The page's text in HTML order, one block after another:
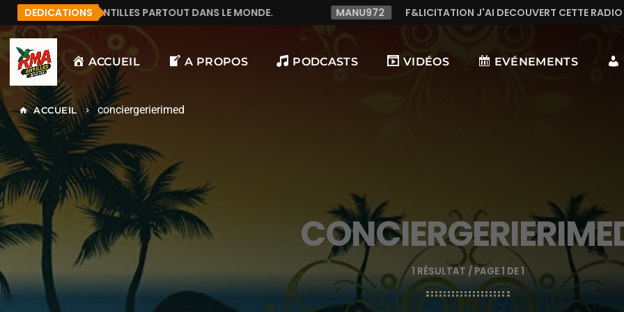
DEDICATIONS
PARTOUT DANS LE MONDE. MANU972 F&LICITATION J'AI DECOUVERT CETTE RADIO C LE TOP,TRES TREES
ACCUEIL A PROPOS PODCASTS VIDÉOS EVÉNEMENTS
home ACCUEIL keyboard_arrow_right conciergerierimed
1 RÉSULTAT / PAGE 1 DE 1